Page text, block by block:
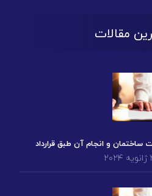
مقالات
ساختمان و انجام آن طبق قرارداد